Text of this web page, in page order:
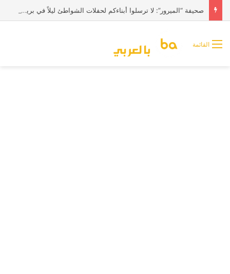
صحيفة “الميرور”: لا ترسلوا أبناءكم لحفلات الشواطئ ليلاً في بريطانيا
القائمة